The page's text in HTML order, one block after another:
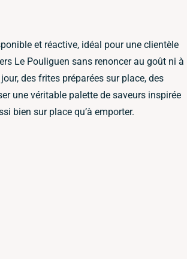
et réactive, idéal pour une clientèle
Le Pouliguen sans renoncer au goût ni à
des frites préparées sur place, des
une véritable palette de saveurs inspirée
bien sur place qu’à emporter.